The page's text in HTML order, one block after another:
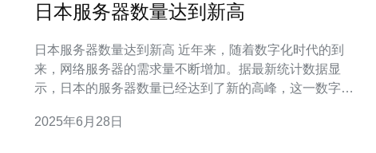
日本服务器数量达到新高
日本服务器数量达到新高 近年来，随着数字化时代的到
来，网络服务器的需求量不断增加。据最新统计数据显
示，日本的服务器数量已经达到了新的高峰，这一数字令
年底，日本境内的服务器数量已经突破了100万台。与前
2025年6月28日